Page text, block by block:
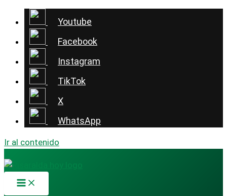
Youtube
Facebook
Instagram
TikTok
X
WhatsApp
Ir al contenido